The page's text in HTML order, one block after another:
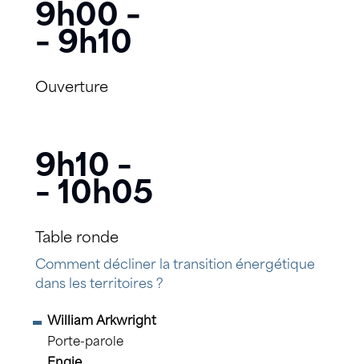
9h00 –
– 9h10
Ouverture
9h10 –
– 10h05
Table ronde
Comment décliner la transition énergétique
dans les territoires ?
William Arkwright
Porte-parole